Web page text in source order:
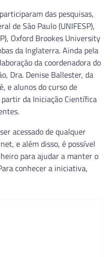
das pesquisas,
de São Paulo (UNIFESP),
Oxford Brookes University
da Inglaterra. Ainda pela
da coordenadora do
Dra. Denise Ballester, da
e alunos do curso de
da Iniciação Científica
acessado de qualquer
e além disso, é possível
para ajudar a manter o
conhecer a iniciativa,